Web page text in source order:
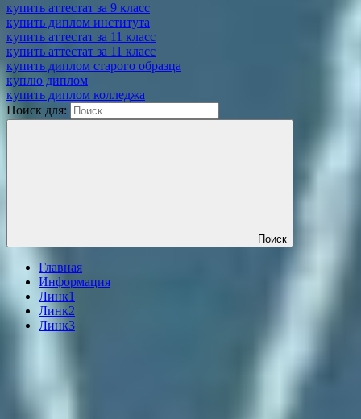
купить аттестат за 9 класс
купить диплом института
купить аттестат за 11 класс
купить аттестат за 11 класс
купить диплом старого образца
куплю диплом
купить диплом колледжа
Поиск для:
Поиск
Главная
Информация
Линк1
Линк2
Линк3